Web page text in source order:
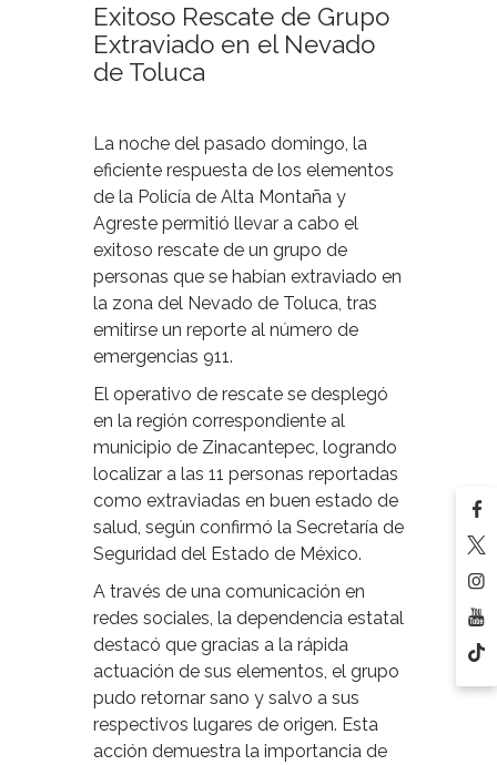
Exitoso Rescate de Grupo
Extraviado en el Nevado
de Toluca
La noche del pasado domingo, la
eficiente respuesta de los elementos
de la Policía de Alta Montaña y
Agreste permitió llevar a cabo el
exitoso rescate de un grupo de
personas que se habían extraviado en
la zona del Nevado de Toluca, tras
emitirse un reporte al número de
emergencias 911.
El operativo de rescate se desplegó
en la región correspondiente al
municipio de Zinacantepec, logrando
localizar a las 11 personas reportadas
como extraviadas en buen estado de
salud, según confirmó la Secretaría de
Seguridad del Estado de México.
A través de una comunicación en
redes sociales, la dependencia estatal
destacó que gracias a la rápida
actuación de sus elementos, el grupo
pudo retornar sano y salvo a sus
respectivos lugares de origen. Esta
acción demuestra la importancia de